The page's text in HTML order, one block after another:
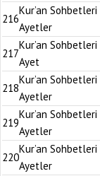
216
Kur’an
Ayetler
217
Kur’an
Ayet
218
Kur’an
Ayetler
219
Kur’an
Ayetler
220
Kur’an
Ayetler